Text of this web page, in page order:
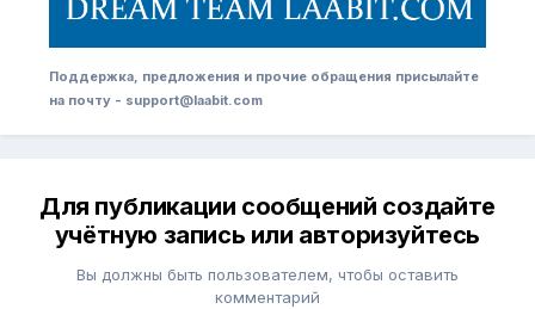
Поддержка, предложения и прочие обращения присылайте
на почту - support@laabit.com
Для публикации сообщений создайте
учётную запись или авторизуйтесь
Вы должны быть пользователем, чтобы оставить
комментарий